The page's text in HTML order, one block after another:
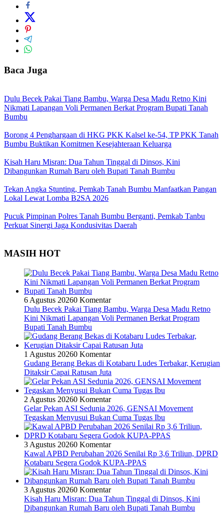
Baca Juga
Dulu Becek Pakai Tiang Bambu, Warga Desa Madu Retno Kini
Nikmati Lapangan Voli Permanen Berkat Program Bupati Tanah
Bumbu
Borong 4 Penghargaan di HKG PKK Kalsel ke-54, TP PKK Tanah
Bumbu Buktikan Komitmen Kesejahteraan Keluarga
Kisah Haru Misran: Dua Tahun Tinggal di Dinsos, Kini
Dibangunkan Rumah Baru oleh Bupati Tanah Bumbu
Tekan Angka Stunting, Pemkab Tanah Bumbu Manfaatkan Pangan
Lokal Lewat Lomba B2SA 2026
Pucuk Pimpinan Polres Tanah Bumbu Berganti, Pemkab Tanbu
Perkuat Sinergi Jaga Kondusivitas Daerah
MASIH HOT
6 Agustus 20260 Komentar
Dulu Becek Pakai Tiang Bambu, Warga Desa Madu Retno
Kini Nikmati Lapangan Voli Permanen Berkat Program
Bupati Tanah Bumbu
1 Agustus 20260 Komentar
Gudang Berang Bekas di Kotabaru Ludes Terbakar, Kerugian
Ditaksir Capai Ratusan Juta
2 Agustus 20260 Komentar
Gelar Pekan ASI Sedunia 2026, GENSAI Movement
Tegaskan Menyusui Bukan Cuma Tugas Ibu
3 Agustus 20260 Komentar
Kawal APBD Perubahan 2026 Senilai Rp 3,6 Triliun, DPRD
Kotabaru Segera Godok KUPA-PPAS
3 Agustus 20260 Komentar
Kisah Haru Misran: Dua Tahun Tinggal di Dinsos, Kini
Dibangunkan Rumah Baru oleh Bupati Tanah Bumbu